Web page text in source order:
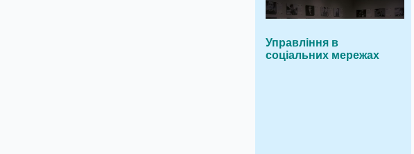
Управління в
соціальних мережах